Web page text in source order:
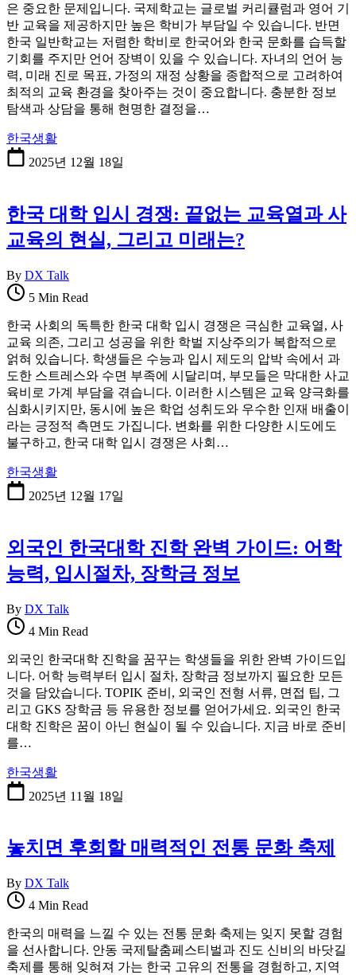
은 중요한 문제입니다. 국제학교는 글로벌 커리큘럼과 영어 기
반 교육을 제공하지만 높은 학비가 부담일 수 있습니다. 반면
한국 일반학교는 저렴한 학비로 한국어와 한국 문화를 습득할
기회를 주지만 언어 장벽이 있을 수 있습니다. 자녀의 언어 능
력, 미래 진로 목표, 가정의 재정 상황을 종합적으로 고려하여
최적의 교육 환경을 찾아주는 것이 중요합니다. 충분한 정보
탐색과 상담을 통해 현명한 결정을…
한국생활
2025년 12월 18일
한국 대학 입시 경쟁: 끝없는 교육열과 사
교육의 현실, 그리고 미래는?
By DX Talk
5 Min Read
한국 사회의 독특한 한국 대학 입시 경쟁은 극심한 교육열, 사
교육 의존, 그리고 성공을 위한 학벌 지상주의가 복합적으로
얽혀 있습니다. 학생들은 수능과 입시 제도의 압박 속에서 과
도한 스트레스와 수면 부족에 시달리며, 부모들은 막대한 사교
육비로 가계 부담을 겪습니다. 이러한 시스템은 교육 양극화를
심화시키지만, 동시에 높은 학업 성취도와 우수한 인재 배출이
라는 긍정적 측면도 가집니다. 변화를 위한 다양한 시도에도
불구하고, 한국 대학 입시 경쟁은 사회…
한국생활
2025년 12월 17일
외국인 한국대학 진학 완벽 가이드: 어학
능력, 입시절차, 장학금 정보
By DX Talk
4 Min Read
외국인 한국대학 진학을 꿈꾸는 학생들을 위한 완벽 가이드입
니다. 어학 능력부터 입시 절차, 장학금 정보까지 필요한 모든
것을 담았습니다. TOPIK 준비, 외국인 전형 서류, 면접 팁, 그
리고 GKS 장학금 등 유용한 정보를 얻어가세요. 외국인 한국
대학 진학은 꿈이 아닌 현실이 될 수 있습니다. 지금 바로 준비
를…
한국생활
2025년 11월 18일
놓치면 후회할 매력적인 전통 문화 축제
By DX Talk
4 Min Read
한국의 매력을 느낄 수 있는 전통 문화 축제는 잊지 못할 경험
을 선사합니다. 안동 국제탈춤페스티벌과 진도 신비의 바닷길
축제를 통해 잊혀져 가는 한국 고유의 전통을 경험하고, 지역